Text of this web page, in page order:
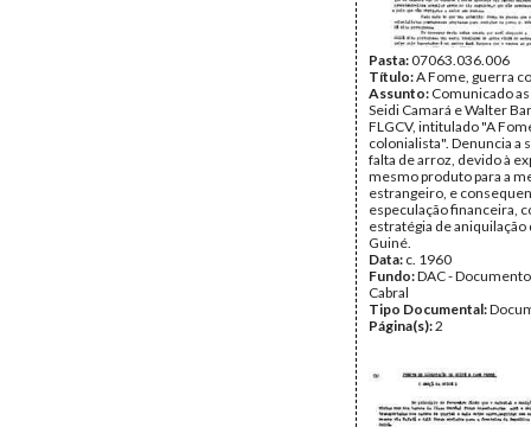
Pasta:07063.036.006
Título:A Fome, guerra
Assunto: Comunicado
Seidi Camará e Walter
FLGCV, intitulado "A
colonialista". Denuncia a
falta de arroz, devido à
mesmo produto para a
estrangeiro, e
especulação financeira,
estratégia de aniquilação
Guiné.
Data: c. 1960
Fundo:DAC -
Cabral
Tipo Documental:
Página(s):2